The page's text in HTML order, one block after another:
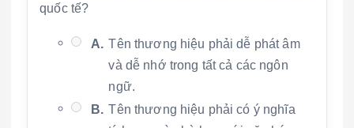
quốc tế?
A. Tên thương hiệu phải dễ phát âm
và dễ nhớ trong tất cả các ngôn
ngữ.
B. Tên thương hiệu phải có ý nghĩa